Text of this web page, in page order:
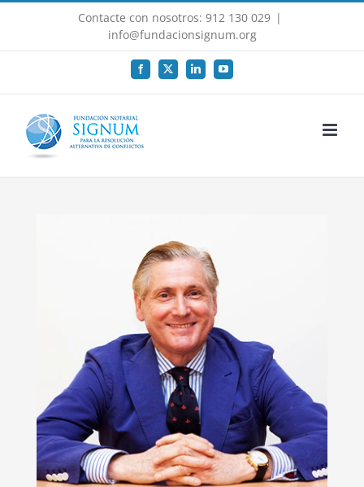
Saltar
Contacte con nosotros: 912 130 029 |
info@fundacionsignum.org
Facebook
X LinkedInYouTube